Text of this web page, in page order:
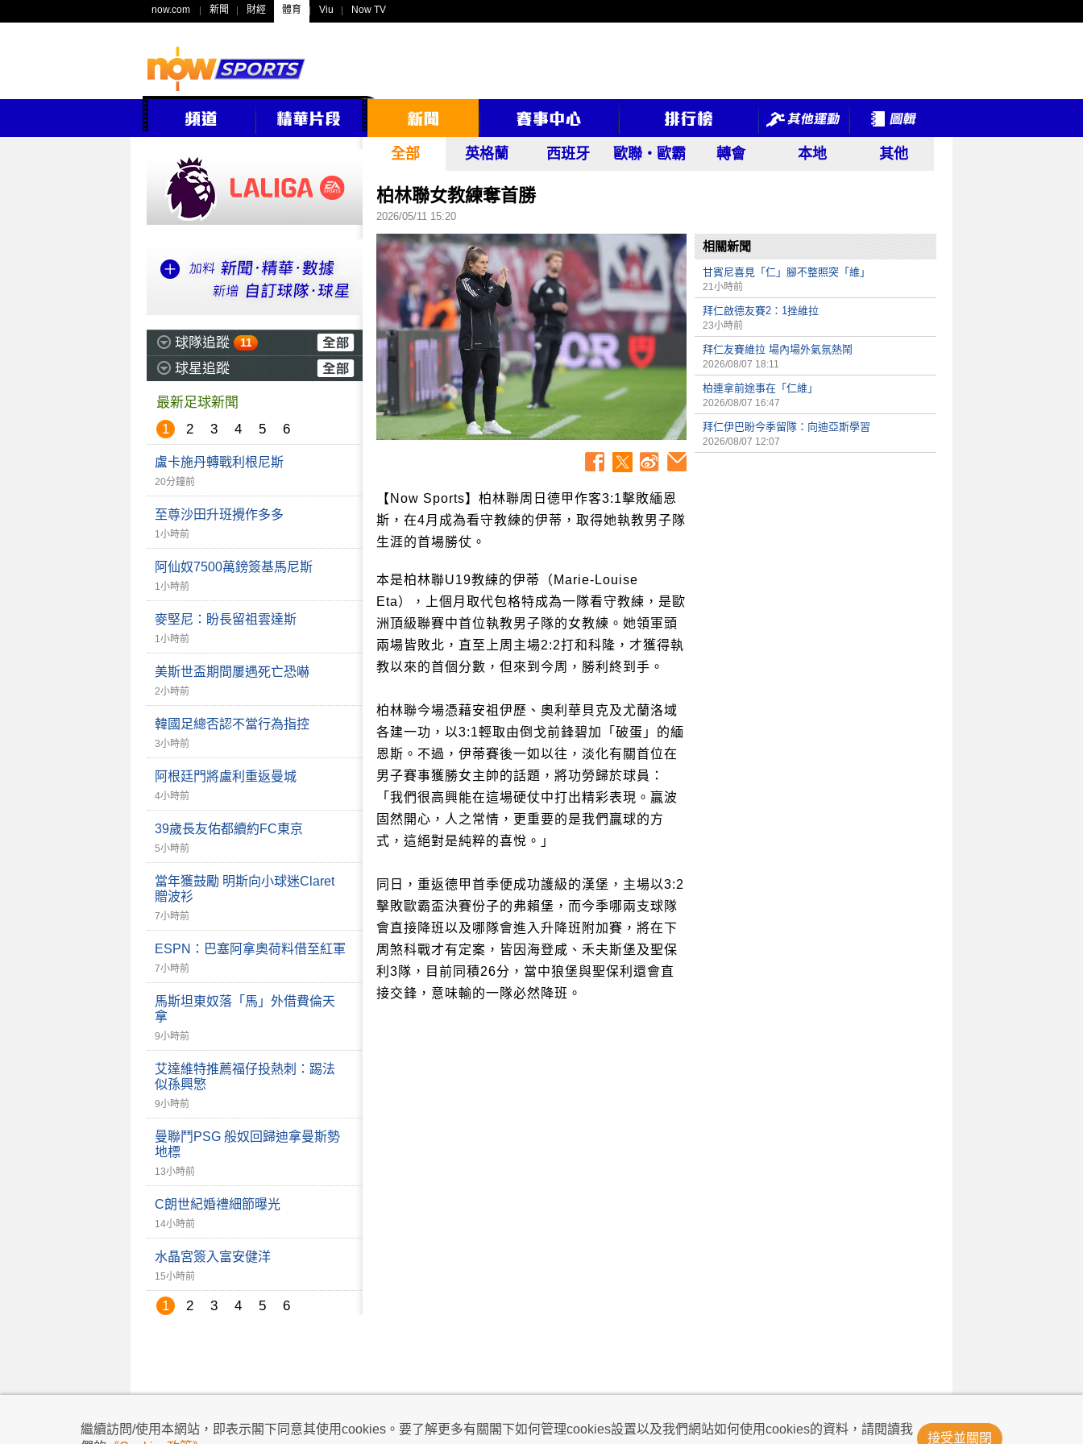
now.com 新聞 財經 體育 Viu Now TV
球隊追蹤 11
球星追蹤
最新足球新聞
1
2 3 4 5 6
盧卡施丹轉戰利根尼斯
20分鐘前
至尊沙田升班攪作多多
1小時前
阿仙奴7500萬鎊簽基馬尼斯
1小時前
麥堅尼：盼長留祖雲達斯
1小時前
美斯世盃期間屢遇死亡恐嚇
2小時前
韓國足總否認不當行為指控
3小時前
阿根廷門將盧利重返曼城
4小時前
39歲長友佑都續約FC東京
5小時前
當年獲鼓勵 明斯向小球迷Claret
贈波衫
7小時前
ESPN：巴塞阿拿奧荷料借至紅軍
7小時前
馬斯坦東奴落「馬」外借費倫天
拿
9小時前
艾達維特推薦福仔投熱刺：踢法
似孫興慜
9小時前
曼聯鬥PSG 般奴回歸迪拿曼斯勢
地標
13小時前
C朗世紀婚禮細節曝光
14小時前
水晶宮簽入富安健洋
15小時前
1 2 3 4 5 6
全部 英格蘭 西班牙 歐聯‧歐霸 轉會 本地 其他
柏林聯女教練奪首勝
2026/05/11 15:20
【Now Sports】柏林聯周日德甲作客3:1擊敗緬恩
斯，在4月成為看守教練的伊蒂，取得她執教男子隊
生涯的首場勝仗。
本是柏林聯U19教練的伊蒂（Marie-Louise
Eta），上個月取代包格特成為一隊看守教練，是歐
洲頂級聯賽中首位執教男子隊的女教練。她領軍頭
兩場皆敗北，直至上周主場2:2打和科隆，才獲得執
教以來的首個分數，但來到今周，勝利終到手。
柏林聯今場憑藉安祖伊歷、奧利華貝克及尤蘭洛域
各建一功，以3:1輕取由倒戈前鋒碧加「破蛋」的緬
恩斯。不過，伊蒂賽後一如以往，淡化有關首位在
男子賽事獲勝女主帥的話題，將功勞歸於球員：
「我們很高興能在這場硬仗中打出精彩表現。贏波
固然開心，人之常情，更重要的是我們贏球的方
式，這絕對是純粹的喜悅。」
同日，重返德甲首季便成功護級的漢堡，主場以3:2
擊敗歐霸盃決賽份子的弗賴堡，而今季哪兩支球隊
會直接降班以及哪隊會進入升降班附加賽，將在下
周煞科戰才有定案，皆因海登咸、禾夫斯堡及聖保
利3隊，目前同積26分，當中狼堡與聖保利還會直
接交鋒，意味輸的一隊必然降班。
相關新聞
甘賓尼喜見「仁」腳不整照突「維」
21小時前
拜仁啟德友賽2：1挫維拉
23小時前
拜仁友賽維拉 場內場外氣氛熱鬧
2026/08/07 18:11
柏連拿前途事在「仁維」
2026/08/07 16:47
拜仁伊巴盼今季留隊：向迪亞斯學習
2026/08/07 12:07
繼續訪問/使用本網站，即表示閣下同意其使用cookies。要了解更多有關閣下如何管理cookies設置以及我們網站如何使用cookies的資料，請閱讀我
接受並關閉
私隱政策 | 使用條款 免責及著作權聲明 © Now TV Limited 2011-2026 著作權所有